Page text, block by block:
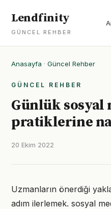
Lendfinity
GÜNCEL REHBER
Anasayfa · Güncel Rehber
GÜNCEL REHBER
Günlük sosyal
pratiklerine
20 Ekim 2022
Uzmanların önerdiği
adım ilerlemek. sosyal